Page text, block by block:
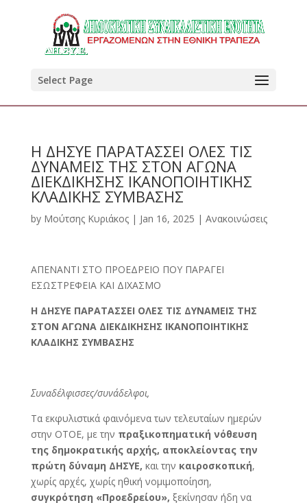
Select Page
Η ΔΗΣΥΕ ΠΑΡΑΤΑΣΣΕΙ ΟΛΕΣ ΤΙΣ
ΔΥΝΑΜΕΙΣ ΤΗΣ ΣΤΟΝ ΑΓΩΝΑ
ΔΙΕΚΔΙΚΗΣΗΣ ΙΚΑΝΟΠΟΙΗΤΙΚΗΣ
ΚΛΑΔΙΚΗΣ ΣΥΜΒΑΣΗΣ
by Μούτσης Κυριάκος| Jan 16, 2025 | Ανακοινώσεις
ΑΠΕΝΑΝΤΙ ΣΤΟ ΠΡΟΕΔΡΕΙΟ ΠΟΥ ΠΑΡΑΓΕΙ
ΕΣΩΣΤΡΕΦΕΙΑ ΚΑΙ ΔΙΧΑΣΜΟ
Η ΔΗΣΥΕ ΠΑΡΑΤΑΣΣΕΙ ΟΛΕΣ ΤΙΣ ΔΥΝΑΜΕΙΣ ΤΗΣ
ΣΤΟΝ ΑΓΩΝΑ ΔΙΕΚΔΙΚΗΣΗΣ ΙΚΑΝΟΠΟΙΗΤΙΚΗΣ
ΚΛΑΔΙΚΗΣ ΣΥΜΒΑΣΗΣ
Συναδέλφισσες/συνάδελφοι,
Τα εκφυλιστικά φαινόμενα των τελευταίων ημερών
στην ΟΤΟΕ, με την πραξικοπηματική νόθευση
της δημοκρατικής αρχής, αποκλείοντας την
πρώτη δύναμη ΔΗΣΥΕ, και την καιροσκοπική,
χωρίς αρχές, χωρίς ηθική νομιμοποίηση,
συγκρότηση «Προεδρείου», ξεκίνησαν ήδη να